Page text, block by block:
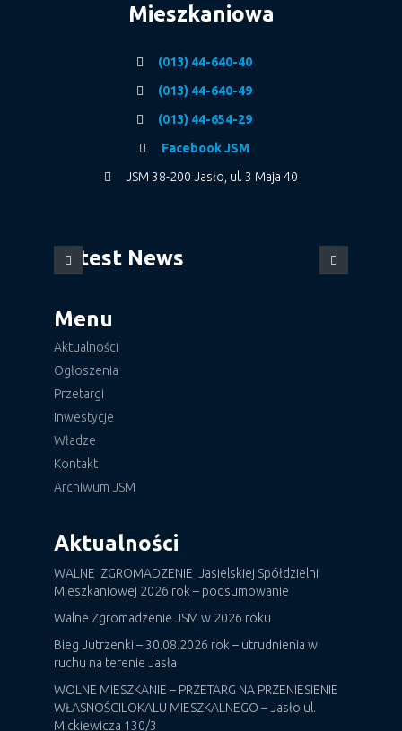
Mieszkaniowa
(013) 44-640-40
(013) 44-640-49
(013) 44-654-29
Facebook JSM
JSM 38-200 Jasło, ul. 3 Maja 40
Latest News
Menu
Aktualności
Ogłoszenia
Przetargi
Inwestycje
Władze
Kontakt
Archiwum JSM
Aktualności
WALNE ZGROMADZENIE Jasielskiej Spółdzielni
Mieszkaniowej 2026 rok – podsumowanie
Walne Zgromadzenie JSM w 2026 roku
Bieg Jutrzenki – 30.08.2026 rok – utrudnienia w
ruchu na terenie Jasła
WOLNE MIESZKANIE – PRZETARG NA PRZENIESIENIE
WŁASNOŚCILOKALU MIESZKALNEGO – Jasło ul.
Mickiewicza 130/3